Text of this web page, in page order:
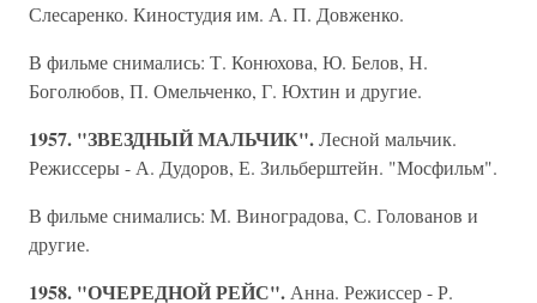
Слесаренко. Киностудия им. А. П. Довженко.
В фильме снимались: Т. Конюхова, Ю. Белов, Н.
Боголюбов, П. Омельченко, Г. Юхтин и другие.
1957. "ЗВЕЗДНЫЙ МАЛЬЧИК".Лесной мальчик.
Режиссеры - А. Дудоров, Е. Зильберштейн. "Мосфильм".
В фильме снимались: М. Виноградова, С. Голованов и
другие.
1958. "ОЧЕРЕДНОЙ РЕЙС". Анна. Режиссер - Р.